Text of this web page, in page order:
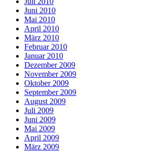
Juni 2010
Mai 2010
April 2010
März 2010
Februar 2010
Januar 2010
Dezember 2009
November 2009
Oktober 2009
September 2009
August 2009
Juli 2009
Juni 2009
Mai 2009
April 2009
März 2009